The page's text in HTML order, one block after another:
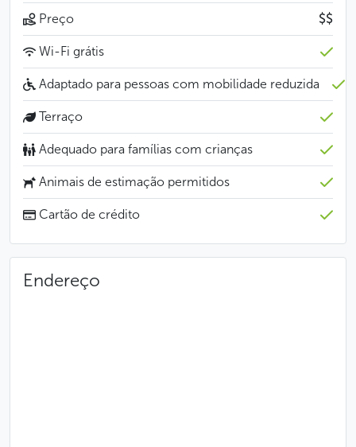
Preço $$
Wi-Fi grátis
Adaptado para pessoas com mobilidade reduzida
Terraço
Adequado para famílias com crianças
Animais de estimação permitidos
Cartão de crédito
Endereço